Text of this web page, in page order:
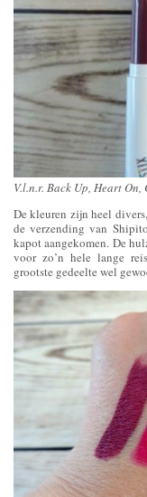
V.l.n.r. Back Up, Heart
De kleuren zijn heel
de verzending van
kapot aangekomen. De
voor zo’n hele lange
grootste gedeelte wel